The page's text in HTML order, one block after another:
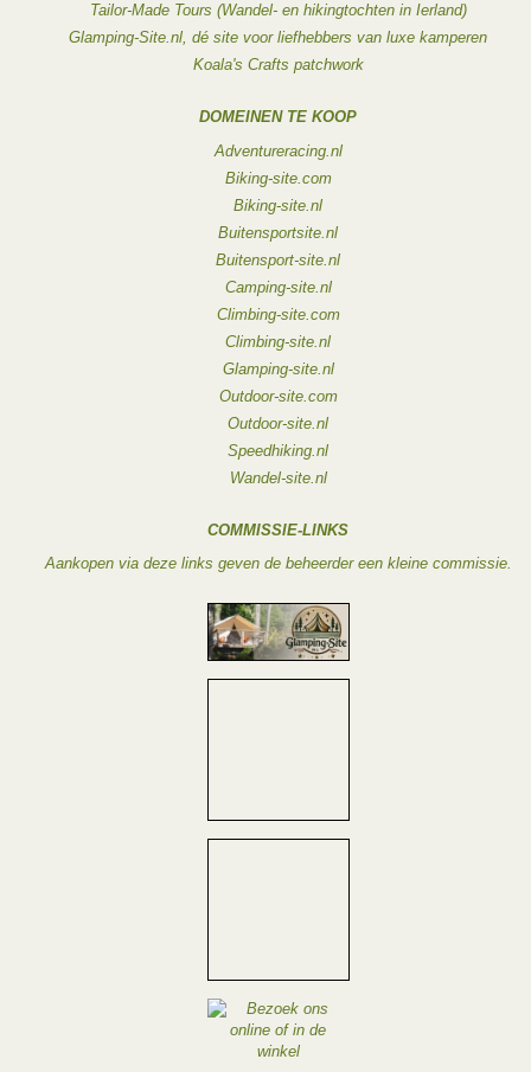
Tailor-Made Tours (Wandel- en hikingtochten in Ierland)
Glamping-Site.nl, dé site voor liefhebbers van luxe kamperen
Koala's Crafts patchwork
DOMEINEN TE KOOP
Adventureracing.nl
Biking-site.com
Biking-site.nl
Buitensportsite.nl
Buitensport-site.nl
Camping-site.nl
Climbing-site.com
Climbing-site.nl
Glamping-site.nl
Outdoor-site.com
Outdoor-site.nl
Speedhiking.nl
Wandel-site.nl
COMMISSIE-LINKS
Aankopen via deze links geven de beheerder een kleine commissie.